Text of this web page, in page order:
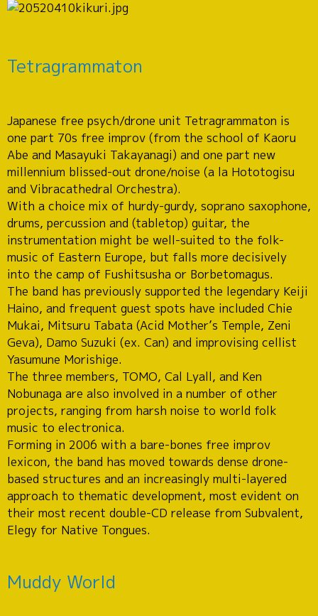
Tetragrammaton
Japanese free psych/drone unit Tetragrammaton is
one part 70s free improv (from the school of Kaoru
Abe and Masayuki Takayanagi) and one part new
millennium blissed-out drone/noise (a la Hototogisu
and Vibracathedral Orchestra).
With a choice mix of hurdy-gurdy, soprano saxophone,
drums, percussion and (tabletop) guitar, the
instrumentation might be well-suited to the folk-
music of Eastern Europe, but falls more decisively
into the camp of Fushitsusha or Borbetomagus.
The band has previously supported the legendary Keiji
Haino, and frequent guest spots have included Chie
Mukai, Mitsuru Tabata (Acid Mother’s Temple, Zeni
Geva), Damo Suzuki (ex. Can) and improvising cellist
Yasumune Morishige.
The three members, TOMO, Cal Lyall, and Ken
Nobunaga are also involved in a number of other
projects, ranging from harsh noise to world folk
music to electronica.
Forming in 2006 with a bare-bones free improv
lexicon, the band has moved towards dense drone-
based structures and an increasingly multi-layered
approach to thematic development, most evident on
their most recent double-CD release from Subvalent,
Elegy for Native Tongues.
Muddy World